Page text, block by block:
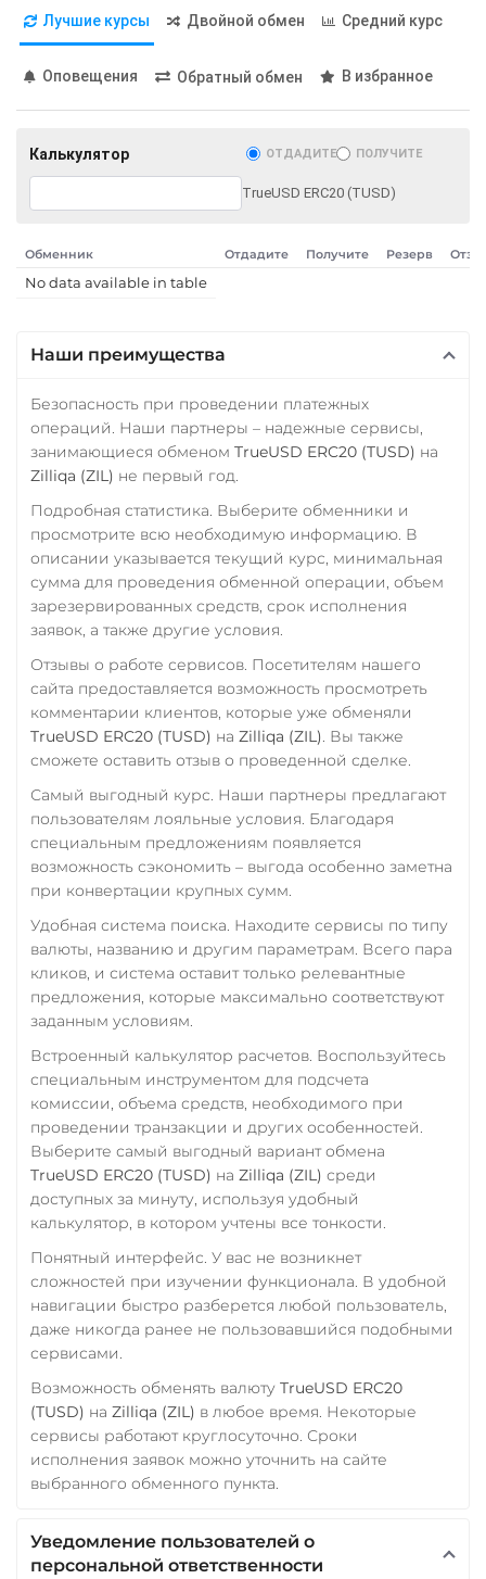
Terra (LUNA)
Terra Classic (LUNC)
BEP20
SOL
POL
AVAXC
OP
Tether Gold (XAUt)
Tornado Cash (TORN)
Tron (TRX)
TrueUSD (TUSD)
TRUMP
Trust Wallet Token (TWT)
BEP20
Uniswap (UNI)
USD Coin (USDC)
ERC20 BEP20
AVAX
SOL
Polygon
ARB
OP
BASE
NEAR
XLM
Utopia USD (UUSD)
VeChain (VET)
WAVES
Wrapped Bitcoin (WBTC)
Wrapped Ethereum
ERC20 BASE
Yearn.finance (YFI)
Zcash (ZEC)
JPY TRY BYN
CAD
AED GEL
AUD
RON
PHP CZK
ARS
UYU
Почта Банк RUB
Приват24
Промсвязьбанк RUB
ПУМБ UAH
Райффайзен
RUB
РНКБ RUB
Росбанк RUB
Россельхоз банк RUB
Русский Стандарт RUB
Сбербанк
RUB QR RUB
Счет ИП/ООО
UAH RUB USD
CNY
RUB
CASH-IN RUB
QR RUB
УкрСиббанк UAH
Фридом Банк KZT
Центр Кредит KZT
Лучшие курсы Двойной обмен Средний курс
Оповещения Обратный обмен В избранное
Калькулятор ОТДАДИТЕ ПОЛУЧИТЕ
TrueUSD ERC20 (TUSD)
Обменник Отдадите Получите Резерв
No data available in table
Наши преимущества
Безопасность при проведении платежных
операций. Наши партнеры – надежные сервисы,
занимающиеся обменом TrueUSD ERC20 (TUSD) на
Zilliqa (ZIL) не первый год.
Подробная статистика. Выберите обменники и
просмотрите всю необходимую информацию. В
описании указывается текущий курс, минимальная
сумма для проведения обменной операции, объем
зарезервированных средств, срок исполнения
заявок, а также другие условия.
Отзывы о работе сервисов. Посетителям нашего
сайта предоставляется возможность просмотреть
комментарии клиентов, которые уже обменяли
TrueUSD ERC20 (TUSD) на Zilliqa (ZIL). Вы также
сможете оставить отзыв о проведенной сделке.
Самый выгодный курс. Наши партнеры предлагают
пользователям лояльные условия. Благодаря
специальным предложениям появляется
возможность сэкономить – выгода особенно заметна
при конвертации крупных сумм.
Удобная система поиска. Находите сервисы по типу
валюты, названию и другим параметрам. Всего пара
кликов, и система оставит только релевантные
предложения, которые максимально соответствуют
заданным условиям.
Встроенный калькулятор расчетов. Воспользуйтесь
специальным инструментом для подсчета
комиссии, объема средств, необходимого при
проведении транзакции и других особенностей.
Выберите самый выгодный вариант обмена
TrueUSD ERC20 (TUSD) на Zilliqa (ZIL) среди
доступных за минуту, используя удобный
калькулятор, в котором учтены все тонкости.
Понятный интерфейс. У вас не возникнет
сложностей при изучении функционала. В удобной
навигации быстро разберется любой пользователь,
даже никогда ранее не пользовавшийся подобными
сервисами.
Возможность обменять валюту TrueUSD ERC20
(TUSD) на Zilliqa (ZIL) в любое время. Некоторые
сервисы работают круглосуточно. Сроки
исполнения заявок можно уточнить на сайте
выбранного обменного пункта.
Уведомление пользователей о
персональной ответственности